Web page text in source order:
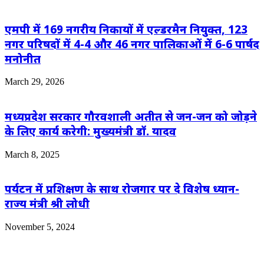
एमपी में 169 नगरीय निकायों में एल्डरमैन नियुक्त, 123
नगर परिषदों में 4-4 और 46 नगर पालिकाओं में 6-6 पार्षद
मनोनीत
March 29, 2026
मध्यप्रदेश सरकार गौरवशाली अतीत से जन-जन को जोड़ने
के लिए कार्य करेगी: मुख्यमंत्री डॉ. यादव
March 8, 2025
पर्यटन में प्रशिक्षण के साथ रोजगार पर दे विशेष ध्यान-
राज्य मंत्री श्री लोधी
November 5, 2024